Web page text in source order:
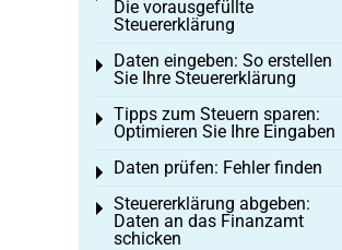
Die vorausgefüllte
Steuererklärung
Daten eingeben: So erstellen
Sie Ihre Steuererklärung
Toggle menu
Tipps zum Steuern sparen:
Optimieren Sie Ihre Eingaben
Toggle menu
Daten prüfen: Fehler finden
Toggle menu
Steuererklärung abgeben:
Daten an das Finanzamt
schicken
Toggle menu